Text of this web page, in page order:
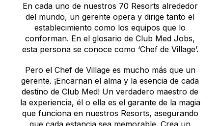
En cada uno de nuestros 70 Resorts alrededor
del mundo, un gerente opera y dirige tanto el
establecimiento como los equipos que lo
conforman. En el glosario de Club Med Jobs,
esta persona se conoce como ‘Chef de Village’.
Pero el Chef de Village es mucho más que un
gerente. ¡Encarnan el alma y la esencia de cada
destino de Club Med! Un verdadero maestro de
la experiencia, él o ella es el garante de la magia
que funciona en nuestros Resorts, asegurando
que cada estancia sea memorable. Crea un